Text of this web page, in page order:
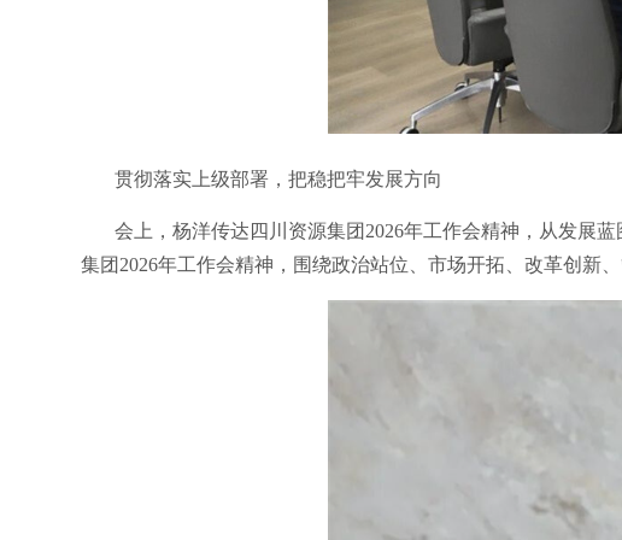
贯彻落实上级部署，把稳把牢发展方向
会上，杨洋传达四川资源集团2026年工作会精神，从发展
集团2026年工作会精神，围绕政治站位、市场开拓、改革创新